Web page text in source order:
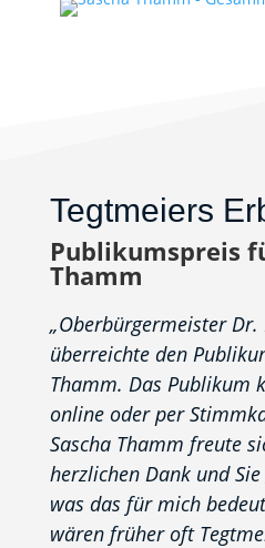
Tegtmeiers
Publikumspreis
Thamm
„Oberbürgermeister Dr.
überreichte den
Thamm. Das Publikum
online oder per
Sascha Thamm freute
herzlichen Dank und
was das für mich
wären früher oft